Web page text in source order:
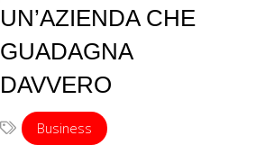
UN’AZIENDA CHE
GUADAGNA
DAVVERO
Business